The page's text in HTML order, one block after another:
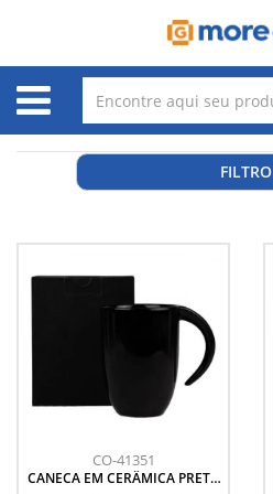
FILTRO
CO-41351
CANECA EM CERÂMICA PRETA